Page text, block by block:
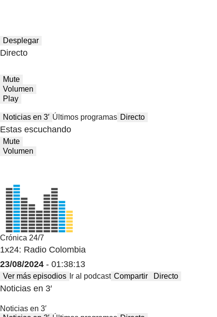
Desplegar
Directo
Mute
Volumen
Play
Noticias en 3′ Últimos programas Directo
Estas escuchando
Mute
Volumen
Crónica 24/7
1x24: Radio Colombia
23/08/2024 - 01:38:13
Ver más episodios Ir al podcast Compartir Directo
Noticias en 3′
Noticias en 3′